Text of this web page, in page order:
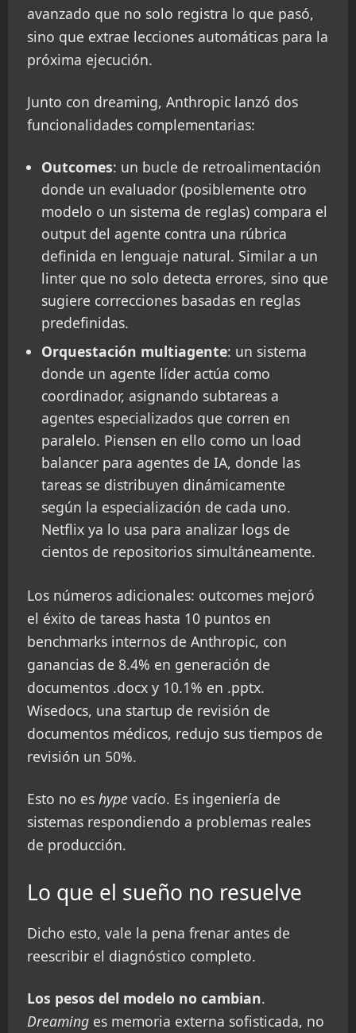
avanzado que no solo registra lo que pasó,
sino que extrae lecciones automáticas para la
próxima ejecución.
Junto con dreaming, Anthropic lanzó dos
funcionalidades complementarias:
Outcomes: un bucle de retroalimentación
donde un evaluador (posiblemente otro
modelo o un sistema de reglas) compara el
output del agente contra una rúbrica
definida en lenguaje natural. Similar a un
linter que no solo detecta errores, sino que
sugiere correcciones basadas en reglas
predefinidas.
Orquestación multiagente: un sistema
donde un agente líder actúa como
coordinador, asignando subtareas a
agentes especializados que corren en
paralelo. Piensen en ello como un load
balancer para agentes de IA, donde las
tareas se distribuyen dinámicamente
según la especialización de cada uno.
Netflix ya lo usa para analizar logs de
cientos de repositorios simultáneamente.
Los números adicionales: outcomes mejoró
el éxito de tareas hasta 10 puntos en
benchmarks internos de Anthropic, con
ganancias de 8.4% en generación de
documentos .docx y 10.1% en .pptx.
Wisedocs, una startup de revisión de
documentos médicos, redujo sus tiempos de
revisión un 50%.
Esto no es hype vacío. Es ingeniería de
sistemas respondiendo a problemas reales
de producción.
Lo que el sueño no resuelve
Dicho esto, vale la pena frenar antes de
reescribir el diagnóstico completo.
Los pesos del modelo no cambian.
Dreaming es memoria externa sofisticada, no